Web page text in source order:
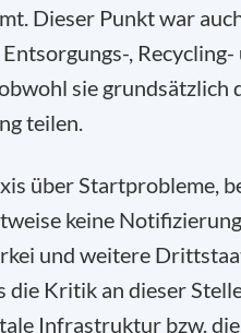
Dieser Punkt war
, Recycling-
sie grundsätzlich
teilen.
über Startprobleme,
keine
und weitere
die Kritik an dieser
Infrastruktur bzw.